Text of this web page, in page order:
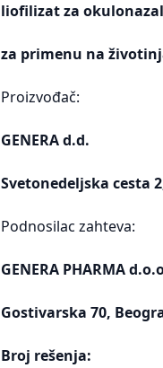
liofilizat za
za primenu na
Proizvođač:
GENERA d.d.
Svetonedeljska cesta
Podnosilac zahteva:
GENERA PHARMA
Gostivarska 70,
Broj rešenja: